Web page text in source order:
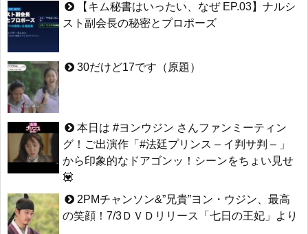
【キム秘書はいったい、なぜ EP.03】ナルシ
スト副会長の秘密とプロポーズ
30だけど17です（原題）
本日は #ヨンウジン さんファンミーティン
グ！ご出演作「#法廷プリンス – イ判サ判 – 」
から印象的なドアゴンッ！シーンをちょい見せ
💟
2PMチャンソン&”兄貴”ヨン・ウジン、最高
の笑顔！7/3ＤＶＤリリース「七日の王妃」より